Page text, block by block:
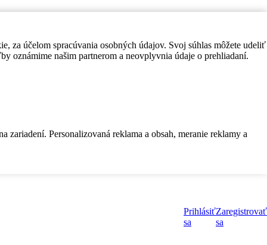
za účelom spracúvania osobných údajov. Svoj súhlas môžete udeliť
oznámime našim partnerom a neovplyvnia údaje o prehliadaní.
Personalizovaná reklama a obsah, meranie reklamy a
Prihlásiť
sa
Zaregistrovať
sa